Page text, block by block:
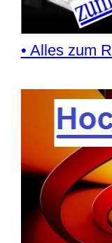
• Alles zum